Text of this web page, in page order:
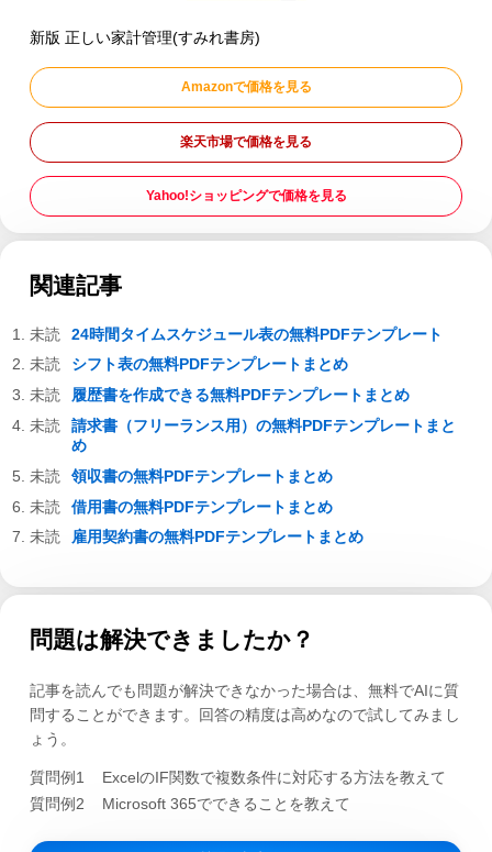
新版 正しい家計管理(すみれ書房)
Amazonで価格を見る
楽天市場で価格を見る
Yahoo!ショッピングで価格を見る
関連記事
24時間タイムスケジュール表の無料PDFテンプレート
シフト表の無料PDFテンプレートまとめ
履歴書を作成できる無料PDFテンプレートまとめ
請求書（フリーランス用）の無料PDFテンプレートまと
め
領収書の無料PDFテンプレートまとめ
借用書の無料PDFテンプレートまとめ
雇用契約書の無料PDFテンプレートまとめ
問題は解決できましたか？
記事を読んでも問題が解決できなかった場合は、無料でAIに質
問することができます。回答の精度は高めなので試してみまし
ょう。
質問例1
ExcelのIF関数で複数条件に対応する方法を教えて
質問例2
Microsoft 365でできることを教えて